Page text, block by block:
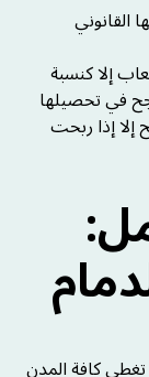
القانوني
إلا كنسبة
في تحصيلها
إلا إذا ربحت
تغطي كافة المدن